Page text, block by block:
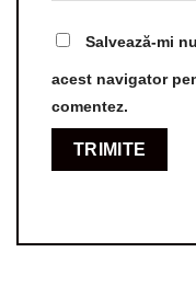
Salvează-mi
acest navigator
comentez.